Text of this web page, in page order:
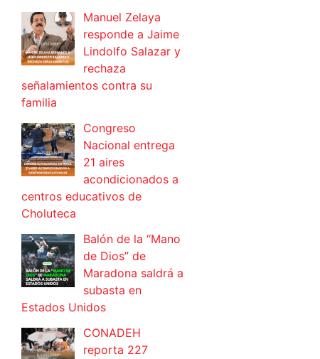
Manuel Zelaya
responde a Jaime
Lindolfo Salazar y
rechaza
señalamientos contra su
familia
Congreso
Nacional entrega
21 aires
acondicionados a
centros educativos de
Choluteca
Balón de la “Mano
de Dios” de
Maradona saldrá a
subasta en
Estados Unidos
CONADEH
reporta 227